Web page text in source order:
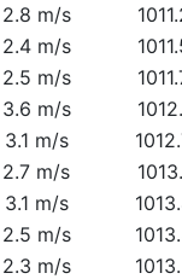
m/s
m/s
m/s
m/s
3.1 m/s
2.7 m/s
m/s
2.5 m/s
2.3 m/s